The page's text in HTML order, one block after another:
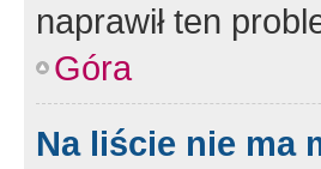
naprawił ten
Góra
Na liście nie ma